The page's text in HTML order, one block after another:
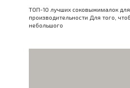
ТОП-10 лучших соковыжималок
производительности Для того,
небольшого